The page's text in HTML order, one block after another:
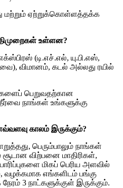
மற்றும் ஏற்றுக்கொள்ளத்தக்க
உள்ளன?
(டி.எச்.எல், யு.பி.எஸ்,
விமானம், கடல் அல்லது ரயில்
பெறுவதற்கான
நாங்கள் உங்களுக்கு
காலம் இருக்கும்?
பெரும்பாலும் நாங்கள்
விற்பனை மாதிரிகள்,
மிகப் பெரிய அளவில்
எங்களிடம் பங்கு
நேரம் 3 நாட்களுக்குள் இருக்கும்.